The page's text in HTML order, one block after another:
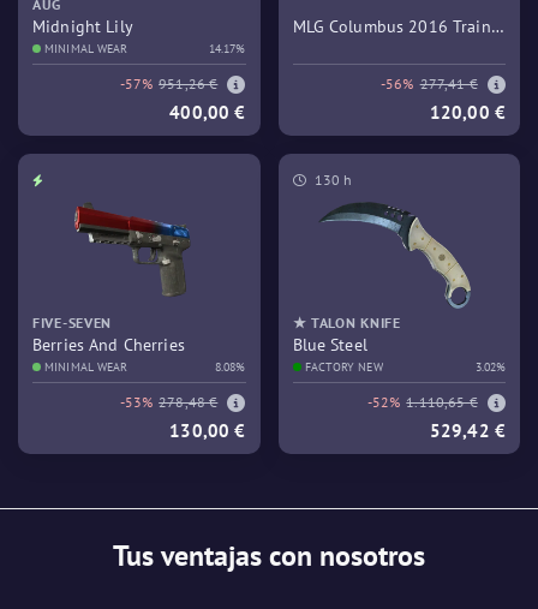
AUG
Midnight Lily
MINIMAL WEAR 14.17%
-57% 951,26 €
400,00 €
MLG Columbus 2016 Train
-56% 277,41 €
120,00 €
FIVE-SEVEN
Berries And Cherries
MINIMAL WEAR 8.08%
-53% 278,48 €
130,00 €
130 h
★ TALON KNIFE
Blue Steel
FACTORY NEW 3.02%
-52% 1.110,65 €
529,42 €
Tus ventajas con nosotros